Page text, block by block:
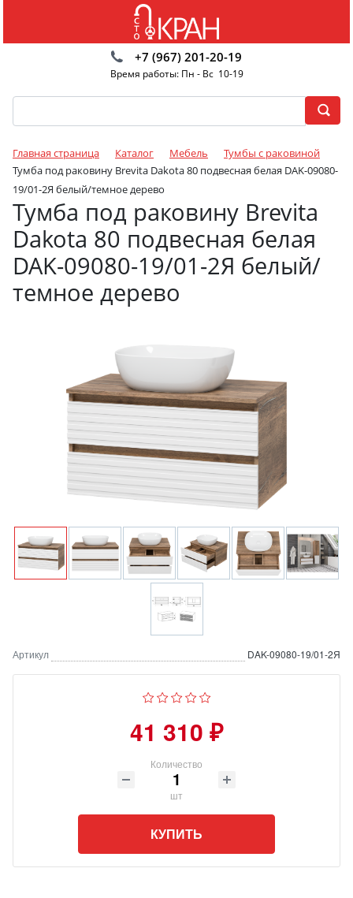
+7 (967) 201-20-19
Время работы: Пн - Вс 10-19
Главная страница Каталог Мебель
Тумбы с раковиной
Тумба под раковину Brevita Dakota 80 подвесная белая DAK-09080-
19/01-2Я белый/темное дерево
Тумба под раковину Brevita
Dakota 80 подвесная белая
DAK-09080-19/01-2Я белый/
темное дерево
Артикул DAK-09080-19/01-2Я
41 310 ₽
Количество
шт
КУПИТЬ